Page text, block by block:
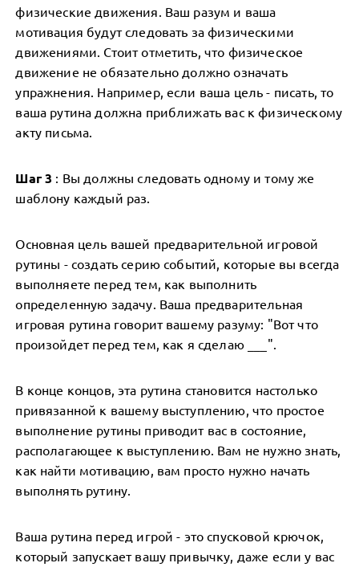
физические движения. Ваш разум и ваша
мотивация будут следовать за физическими
движениями. Стоит отметить, что физическое
движение не обязательно должно означать
упражнения. Например, если ваша цель - писать, то
ваша рутина должна приближать вас к физическому
акту письма.
Шаг 3 : Вы должны следовать одному и тому же
шаблону каждый раз.
Основная цель вашей предварительной игровой
рутины - создать серию событий, которые вы всегда
выполняете перед тем, как выполнить
определенную задачу. Ваша предварительная
игровая рутина говорит вашему разуму: "Вот что
произойдет перед тем, как я сделаю ___".
В конце концов, эта рутина становится настолько
привязанной к вашему выступлению, что простое
выполнение рутины приводит вас в состояние,
располагающее к выступлению. Вам не нужно знать,
как найти мотивацию, вам просто нужно начать
выполнять рутину.
Ваша рутина перед игрой - это спусковой крючок,
который запускает вашу привычку, даже если у вас